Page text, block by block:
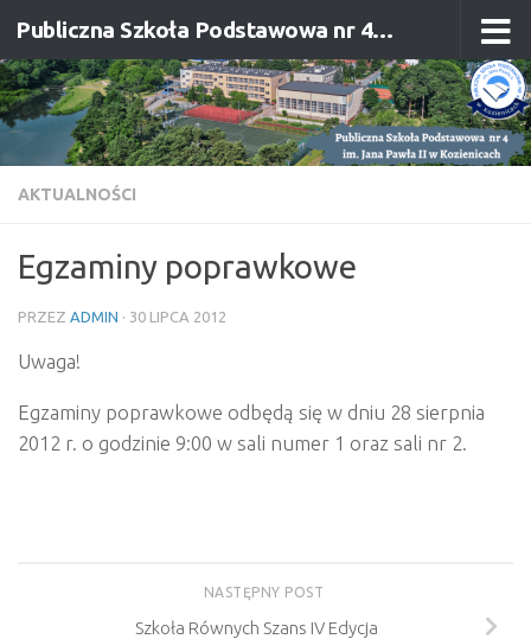
Przejdź do treści Publiczna Szkoła Podstawowa nr 4 im. Jana Pawła II w Kozienicach
AKTUALNOŚCI
Egzaminy poprawkowe
PRZEZ ADMIN · 30 LIPCA 2012
Uwaga!
Egzaminy poprawkowe odbędą się w dniu 28 sierpnia
2012 r. o godzinie 9:00 w sali numer 1 oraz sali nr 2.
NASTĘPNY POST
Szkoła Równych Szans IV Edycja